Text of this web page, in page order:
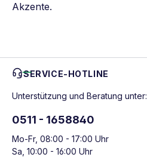
Akzente.
SERVICE-HOTLINE
Unterstützung und Beratung unter:
0511 - 1658840
Mo-Fr, 08:00 - 17:00 Uhr
Sa, 10:00 - 16:00 Uhr